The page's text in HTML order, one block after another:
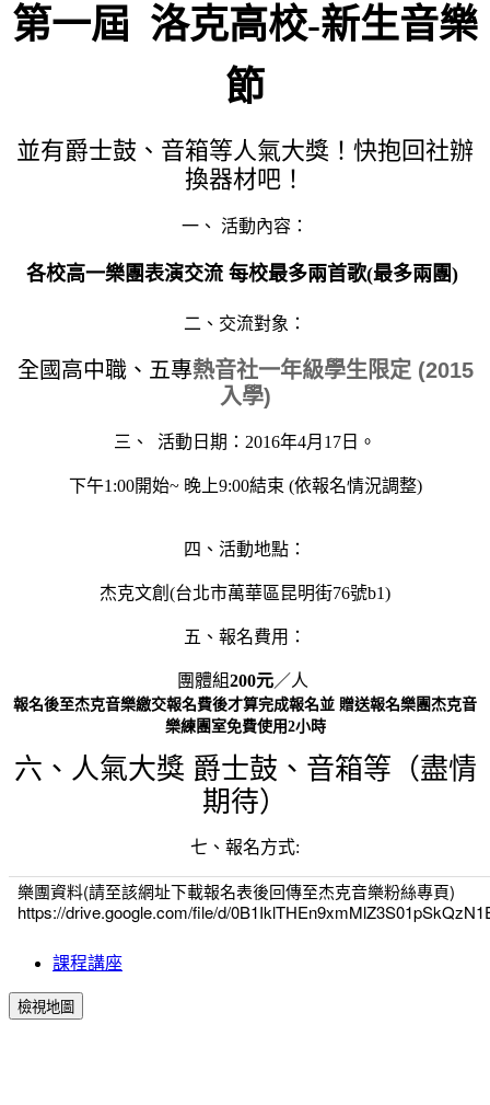
第一屆 洛克高校-新生音樂
節
並有爵士鼓、音箱等人氣大獎！快抱回社辦
換器材吧！
一、 活動內容：
各校高一樂團表演交流 每校最多兩首歌(最多兩團)
二、交流對象：
全國高中職、五專熱音社一年級學生限定 (2015
入學)
三 、 活動日期：2016年4月17日。
下午1:00開始~ 晚上9:00結束 (依報名情況調整)
四、活動地點：
杰克文創(台北市萬華區昆明街76號b1)
五、報名費用：
團體組200元／人
報名後至杰克音樂繳交報名費後才算完成報名並 贈送報名樂團杰克音
樂練團室免費使用2小時
六、人氣大獎 爵士鼓、音箱等（盡情
期待）
七 、 報名方式:
樂團資料(請至該網址下載報名表後回傳至杰克音樂粉絲專頁)
https://drive.google.com/file/d/
課程講座
檢視地圖